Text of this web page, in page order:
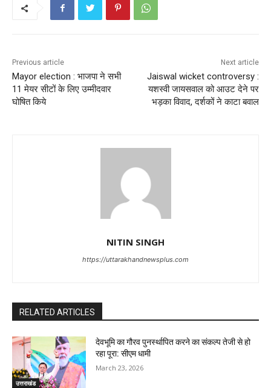
Previous article
Mayor election : भाजपा ने सभी
11 मेयर सीटों के लिए उम्मीदवार
घोषित किये
Next article
Jaiswal wicket controversy :
यशस्वी जायसवाल को आउट देने पर
भड़का विवाद, दर्शकों ने काटा बवाल
NITIN SINGH
https://uttarakhandnewsplus.com
RELATED ARTICLES
उत्तराखंड
देवभूमि का गौरव पुनर्स्थापित करने का संकल्प तेजी से हो
रहा पूरा: सीएम धामी
March 23, 2026